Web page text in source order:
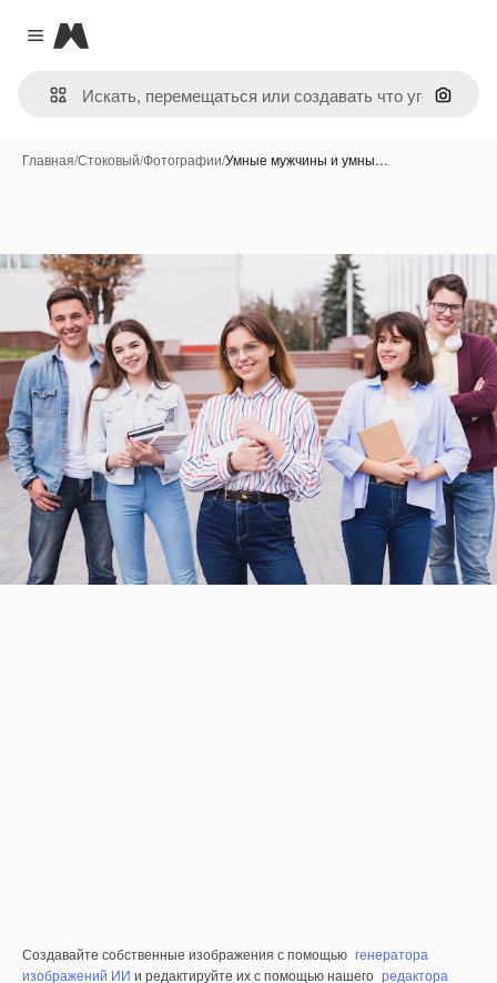
Close menu
Magnific
Поиск
Главная/Стоковый/Фотографии/Умные мужчины и умны…
Создавайте собственные изображения с помощью генератора
изображений ИИ и редактируйте их с помощью нашего редактора